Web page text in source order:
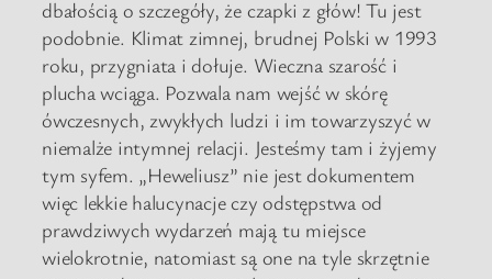
dbałością o szczegóły, że czapki z głów! Tu jest
podobnie. Klimat zimnej, brudnej Polski w 1993
roku, przygniata i dołuje. Wieczna szarość i
plucha wciąga. Pozwala nam wejść w skórę
ówczesnych, zwykłych ludzi i im towarzyszyć w
niemalże intymnej relacji. Jesteśmy tam i żyjemy
tym syfem. „Heweliusz” nie jest dokumentem
więc lekkie halucynacje czy odstępstwa od
prawdziwych wydarzeń mają tu miejsce
wielokrotnie, natomiast są one na tyle skrzętnie